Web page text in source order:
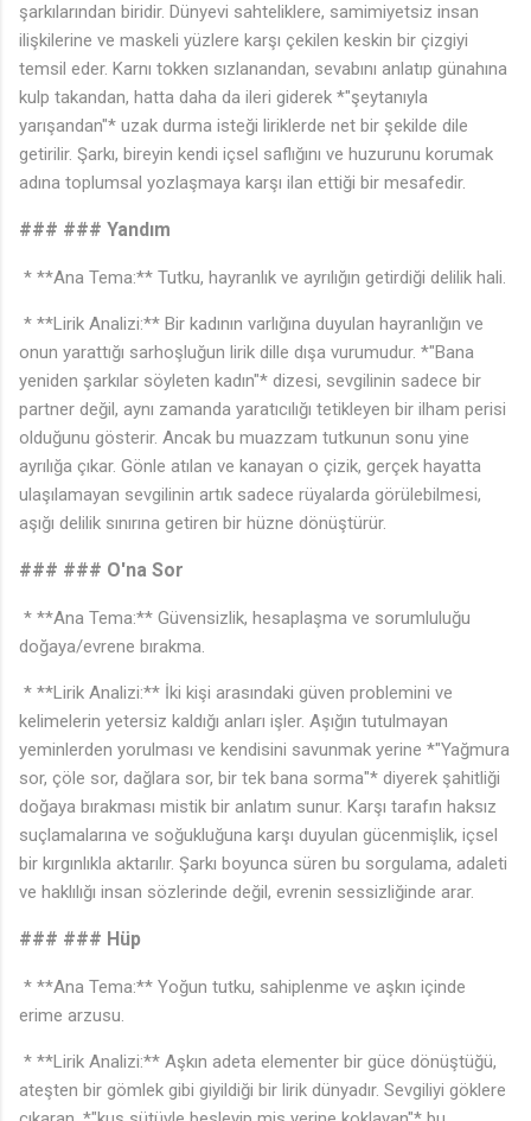
şarkılarından biridir. Dünyevi sahteliklere, samimiyetsiz insan
ilişkilerine ve maskeli yüzlere karşı çekilen keskin bir çizgiyi
temsil eder. Karnı tokken sızlanandan, sevabını anlatıp günahına
kulp takandan, hatta daha da ileri giderek *"şeytanıyla
yarışandan"* uzak durma isteği liriklerde net bir şekilde dile
getirilir. Şarkı, bireyin kendi içsel saflığını ve huzurunu korumak
adına toplumsal yozlaşmaya karşı ilan ettiği bir mesafedir.
### ### Yandım
* **Ana Tema:** Tutku, hayranlık ve ayrılığın getirdiği delilik hali.
* **Lirik Analizi:** Bir kadının varlığına duyulan hayranlığın ve
onun yarattığı sarhoşluğun lirik dille dışa vurumudur. *"Bana
yeniden şarkılar söyleten kadın"* dizesi, sevgilinin sadece bir
partner değil, aynı zamanda yaratıcılığı tetikleyen bir ilham perisi
olduğunu gösterir. Ancak bu muazzam tutkunun sonu yine
ayrılığa çıkar. Gönle atılan ve kanayan o çizik, gerçek hayatta
ulaşılamayan sevgilinin artık sadece rüyalarda görülebilmesi,
aşığı delilik sınırına getiren bir hüzne dönüştürür.
### ### O'na Sor
* **Ana Tema:** Güvensizlik, hesaplaşma ve sorumluluğu
doğaya/evrene bırakma.
* **Lirik Analizi:** İki kişi arasındaki güven problemini ve
kelimelerin yetersiz kaldığı anları işler. Aşığın tutulmayan
yeminlerden yorulması ve kendisini savunmak yerine *"Yağmura
sor, çöle sor, dağlara sor, bir tek bana sorma"* diyerek şahitliği
doğaya bırakması mistik bir anlatım sunur. Karşı tarafın haksız
suçlamalarına ve soğukluğuna karşı duyulan gücenmişlik, içsel
bir kırgınlıkla aktarılır. Şarkı boyunca süren bu sorgulama, adaleti
ve haklılığı insan sözlerinde değil, evrenin sessizliğinde arar.
### ### Hüp
* **Ana Tema:** Yoğun tutku, sahiplenme ve aşkın içinde
erime arzusu.
* **Lirik Analizi:** Aşkın adeta elementer bir güce dönüştüğü,
ateşten bir gömlek gibi giyildiği bir lirik dünyadır. Sevgiliyi göklere